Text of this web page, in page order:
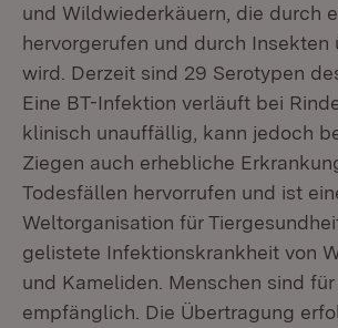
und Wildwiederkäuern, die durch
hervorgerufen und durch Insekten
wird. Derzeit sind 29 Serotypen
Eine BT-Infektion verläuft bei
klinisch unauffällig, kann jedoch
Ziegen auch erhebliche
Todesfällen hervorrufen und ist
Weltorganisation für
gelistete Infektionskrankheit von
und Kameliden. Menschen sind
empfänglich. Die Übertragung